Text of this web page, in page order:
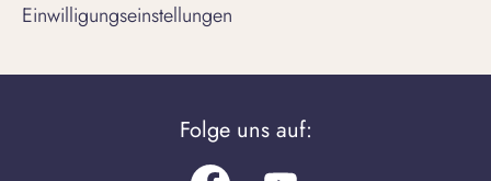
Einwilligungseinstellungen
Folge uns auf: